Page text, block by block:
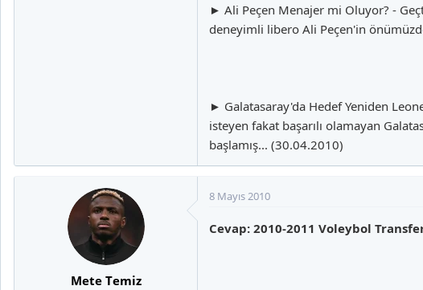
► Ali Peçen Menajer mi Oluyor? -
deneyimli libero Ali Peçen'in
► Galatasaray'da Hedef Yeniden
isteyen fakat başarılı olamayan
başlamış... (30.04.2010)
Mete Temiz
8 Mayıs 2010
Cevap: 2010-2011 Voleybol